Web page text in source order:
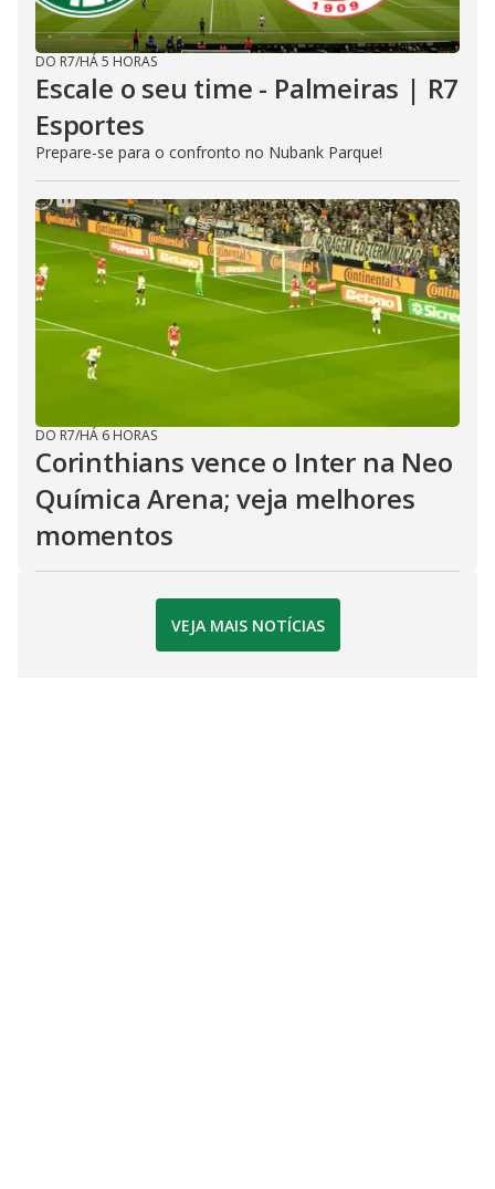
DO R7/HÁ 5 HORAS
Escale o seu time - Palmeiras | R7
Esportes
Prepare-se para o confronto no Nubank Parque!
DO R7/HÁ 6 HORAS
Corinthians vence o Inter na Neo
Química Arena; veja melhores
momentos
VEJA MAIS NOTÍCIAS